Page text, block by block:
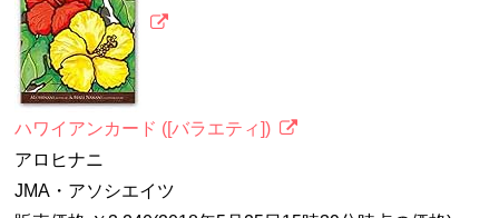
ハワイアンカード ([バラエティ])
アロヒナニ
JMA・アソシエイツ